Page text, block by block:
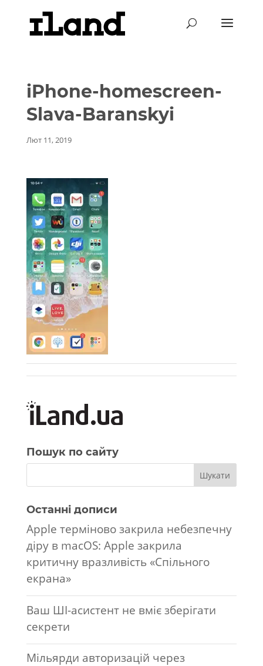
iPhone-homescreen-
Slava-Baranskyi
Лют 11, 2019
Пошук по сайту
Останні дописи
Apple терміново закрила небезпечну
діру в macOS: Apple закрила
критичну вразливість «Спільного
екрана»
Ваш ШІ-асистент не вміє зберігати
секрети
Мільярди авторизацій через